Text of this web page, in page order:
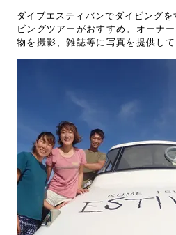
ダイブエスティバンでダイビング
ビングツアーがおすすめ。オーナ
物を撮影、雑誌等に写真を提供し